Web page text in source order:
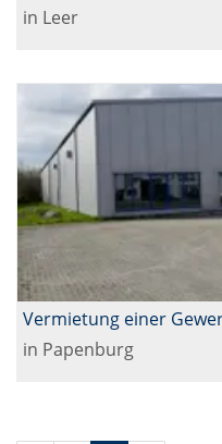
in Leer
in Papenburg